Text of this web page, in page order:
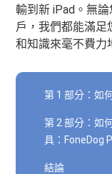
輸到新 iPad。無
戶，我們都能滿足
和知識來毫不費力
第 1 部分：如
第 2 部分：如
具：FoneDog
結論